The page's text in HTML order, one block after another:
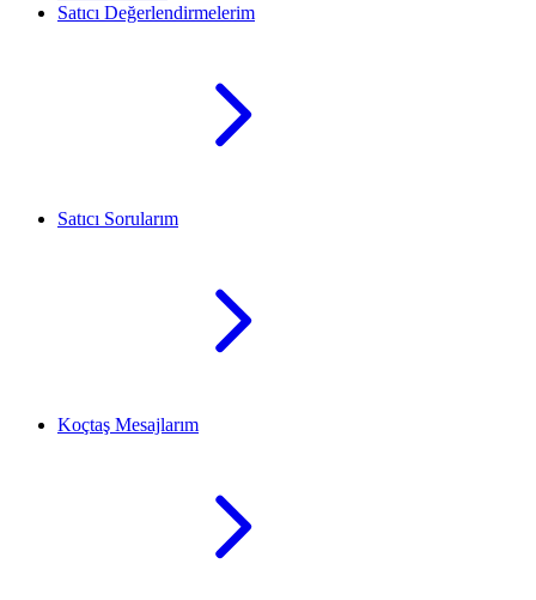
Satıcı Değerlendirmelerim
Satıcı Sorularım
Koçtaş Mesajlarım